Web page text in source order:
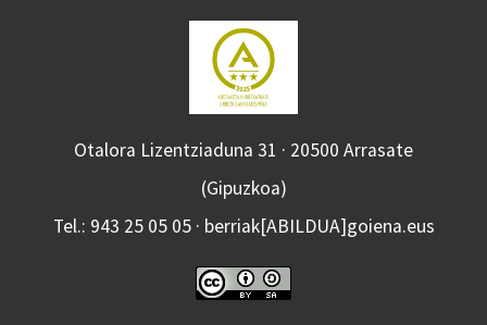
Otalora Lizentziaduna 31 · 20500 Arrasate
(Gipuzkoa)
Tel.: 943 25 05 05 · berriak[ABILDUA]goiena.eus